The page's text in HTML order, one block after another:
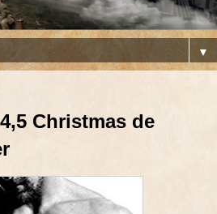
▼
Christmas de